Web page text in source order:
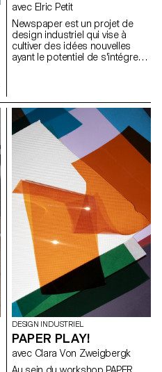
avec Elric Petit
Newspaper est un projet de
design industriel qui vise à
cultiver des idées nouvelles
ayant le potentiel de s'intégrer
direction d'Elric Petit, chaque
étudiant a eu la possibilité
d'explorer un sujet choisi, en
exprimant ses affinités et ses
intérêts personnels, ce qui a
permis d'améliorer l'expérience
globale du projet. Dans l'esprit
de la pluridisciplinarité, les
étudiants ont participé à un
atelier d'écriture avec un
journaliste professionnel, qui a
débouché sur 25 articles
rédigés par les étudiants sur
leurs projets individuels,
rassemblés dans un journal
imprimé.
DESIGN INDUSTRIEL
PAPER PLAY!
avec Clara Von Zweigbergk
Au sein du workshop PAPER